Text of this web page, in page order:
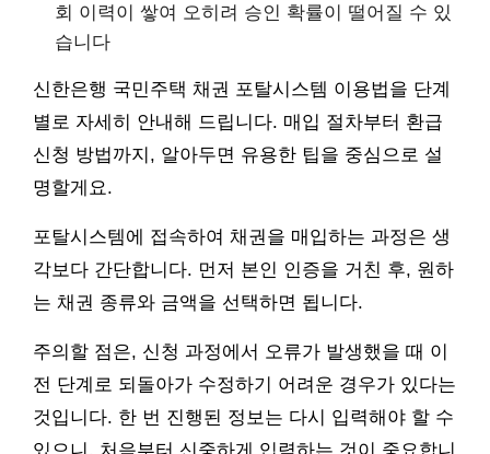
회 이력이 쌓여 오히려 승인 확률이 떨어질 수 있
습니다
신한은행 국민주택 채권 포탈시스템 이용법을 단계
별로 자세히 안내해 드립니다. 매입 절차부터 환급
신청 방법까지, 알아두면 유용한 팁을 중심으로 설
명할게요.
포탈시스템에 접속하여 채권을 매입하는 과정은 생
각보다 간단합니다. 먼저 본인 인증을 거친 후, 원하
는 채권 종류와 금액을 선택하면 됩니다.
주의할 점은, 신청 과정에서 오류가 발생했을 때 이
전 단계로 되돌아가 수정하기 어려운 경우가 있다는
것입니다. 한 번 진행된 정보는 다시 입력해야 할 수